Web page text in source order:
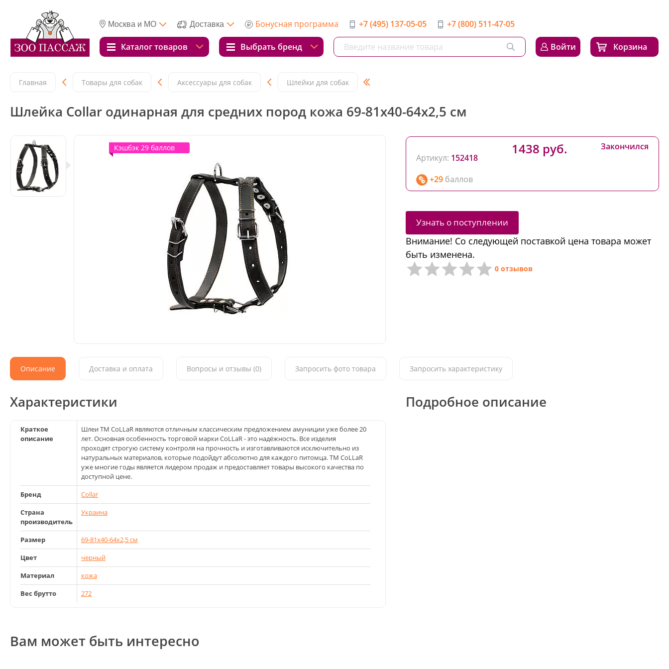
Москва и МО Доставка Бонусная программа +7 (495) 137-05-05 +7 (800) 511-47-05
Каталог товаров Выбрать бренд Войти Корзина
Главная Товары для собак Аксессуары для собак Шлейки для собак
Шлейка Collar одинарная для средних пород кожа 69-81x40-64x2,5 см
Кэшбэк 29 баллов
Кэшбэк 29 баллов
Артикул: 152418
+29 баллов
1438 руб. Закончился
Узнать о поступлении
Внимание! Со следующей поставкой цена товара может
быть изменена.
0 отзывов
Описание Доставка и оплата Вопросы и отзывы (0) Запросить фото товара Запросить характеристику
Характеристики
Краткое
описание
Шлеи ТМ CoLLaR являются отличным классическим предложением амуниции уже более 20
лет. Основная особенность торговой марки CoLLaR - это надёжность. Все изделия
проходят строгую систему контроля на прочность и изготавливаются исключительно из
натуральных материалов, которые подойдут абсолютно для каждого питомца. ТМ CoLLaR
уже многие годы является лидером продаж и предоставляет товары высокого качества по
доступной цене.
Бренд
Collar
Страна
производитель
Украина
Размер
69-81x40-64x2,5 см
Цвет
черный
Материал
кожа
Вес брутто
272
Подробное описание
Вам может быть интересно